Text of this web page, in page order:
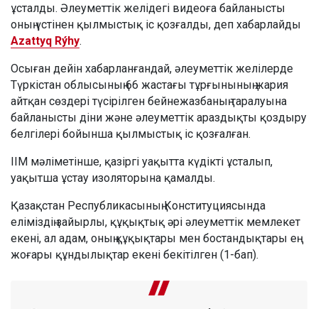
ұсталды. Әлеуметтік желідегі видеоға байланысты
оның үстінен қылмыстық іс қозғалды, деп хабарлайды
Azattyq Rýhy.
Осыған дейін хабарланғандай, әлеуметтік желілерде
Түркістан облысының 66 жастағы тұрғынының жария
айтқан сөздері түсірілген бейнежазбаның таралуына
байланысты діни және әлеуметтік араздықты қоздыру
белгілері бойынша қылмыстық іс қозғалған.
ІІМ мәліметінше, қазіргі уақытта күдікті ұсталып,
уақытша ұстау изоляторына қамалды.
Қазақстан Республикасының Конституциясында
еліміздің зайырлы, құқықтық әрі әлеуметтік мемлекет
екені, ал адам, оның құқықтары мен бостандықтары ең
жоғары құндылықтар екені бекітілген (1-бап).